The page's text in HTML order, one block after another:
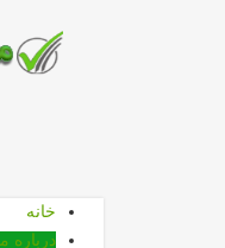
خانه
درباره